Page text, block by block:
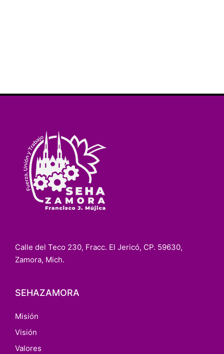
Calle del Teco 230, Fracc. El Jericó, CP. 59630,
Zamora, Mich.
SEHAZAMORA
Misión
Visión
Valores